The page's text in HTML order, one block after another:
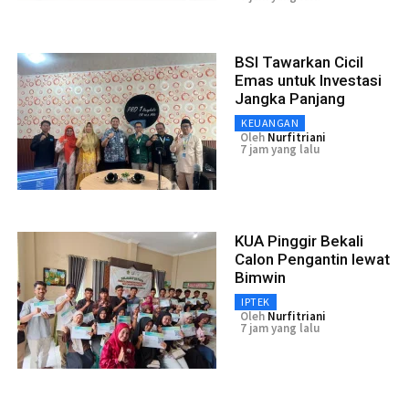
BSI Tawarkan Cicil
Emas untuk Investasi
Jangka Panjang
KEUANGAN
Oleh Nurfitriani
7 jam yang lalu
KUA Pinggir Bekali
Calon Pengantin lewat
Bimwin
IPTEK
Oleh Nurfitriani
7 jam yang lalu